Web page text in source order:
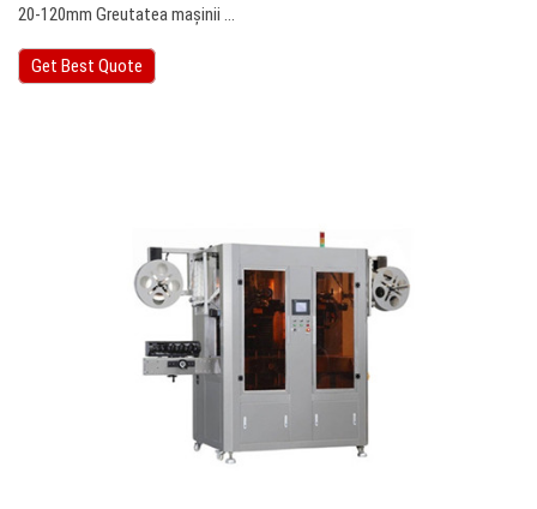
20-120mm Greutatea mașinii ...
Get Best Quote